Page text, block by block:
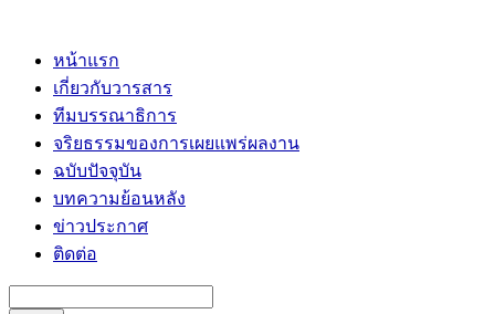
หน้าแรก
เกี่ยวกับวารสาร
ทีมบรรณาธิการ
จริยธรรมของการเผยแพร่ผลงาน
ฉบับปัจจุบัน
บทความย้อนหลัง
ข่าวประกาศ
ติดต่อ